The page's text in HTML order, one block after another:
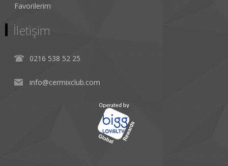
Favorilerim
İletişim
0216 538 52 25
info@cermixclub.com